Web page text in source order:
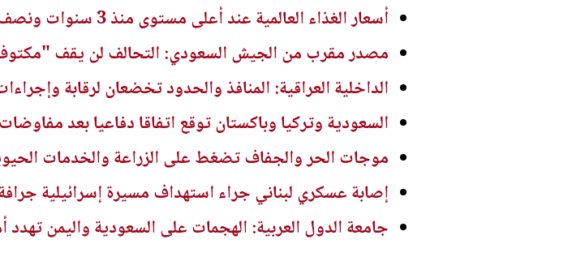
أسعار الغذاء العالمية عند أعلى مستوى منذ 3 سنوات ونصف
مصدر مقرب من الجيش السعودي: التحالف لن يقف "مكتوف
الداخلية العراقية: المنافذ والحدود تخضعان لرقابة
السعودية وتركيا وباكستان توقع اتفاقا دفاعيا بعد
موجات الحر والجفاف تضغط على الزراعة والخدمات
إصابة عسكري لبناني جراء استهداف مسيرة إسرائيلية
جامعة الدول العربية: الهجمات على السعودية واليمن تهدد